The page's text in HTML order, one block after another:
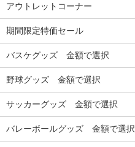
アウトレットコーナー
期間限定特価セール
バスケグッズ 金額で選択
野球グッズ 金額で選択
サッカーグッズ 金額で選択
バレーボールグッズ 金額で選択